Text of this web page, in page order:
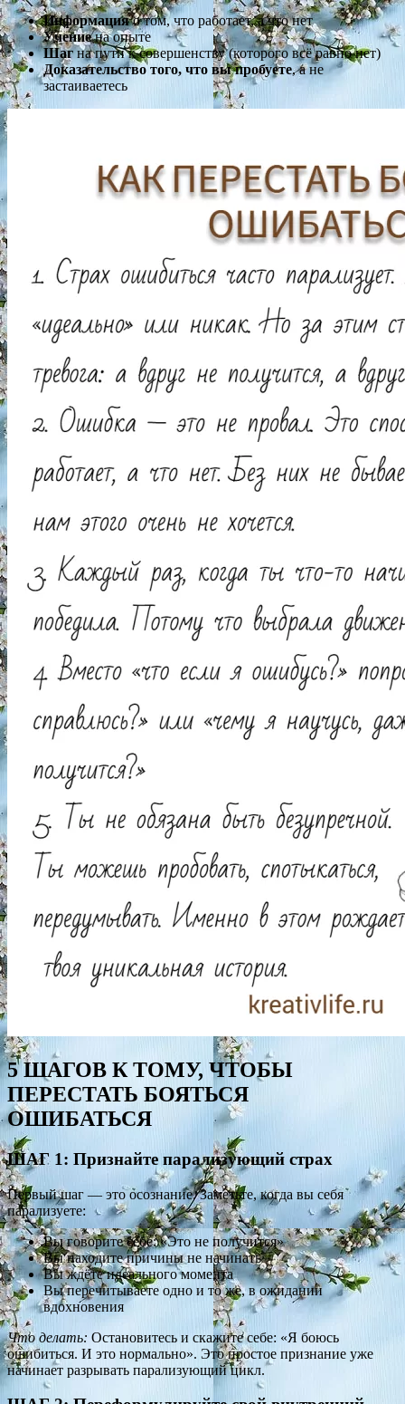
Информацияо том, что работает, а что нет
Учениена опыте
Шагна пути к совершенству (которого всё равно нет)
Доказательство того, что вы пробуете, а не
застаиваетесь
5 ШАГОВ К ТОМУ, ЧТОБЫ
ПЕРЕСТАТЬ БОЯТЬСЯ
ОШИБАТЬСЯ
ШАГ 1: Признайте парализующий страх
Первый шаг — это осознание. Заметьте, когда вы себя
парализуете:
Вы говорите себе: «Это не получится»
Вы находите причины не начинать
Вы ждёте идеального момента
Вы перечитываете одно и то же, в ожидании
вдохновения
Что делать: Остановитесь и скажите себе: «Я боюсь
ошибиться. И это нормально». Это простое признание уже
начинает разрывать парализующий цикл.